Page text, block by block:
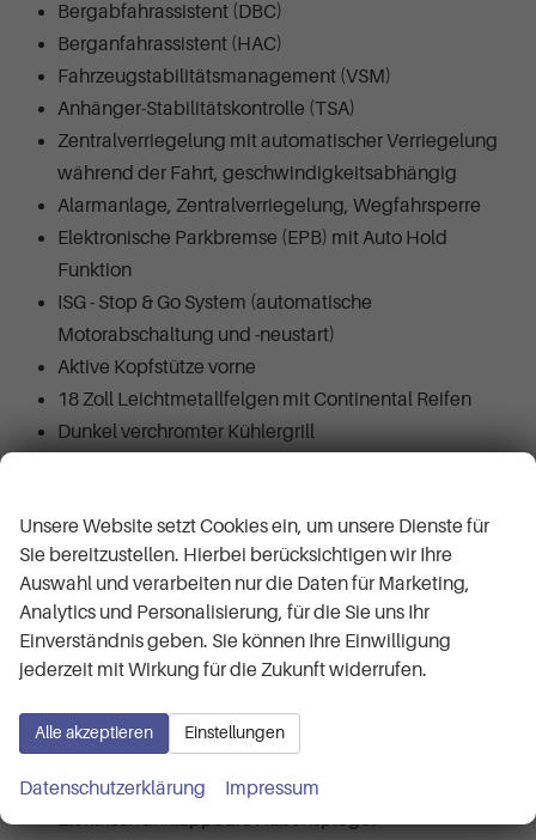
Bergabfahrassistent (DBC)
Berganfahrassistent (HAC)
Fahrzeugstabilitätsmanagement (VSM)
Anhänger-Stabilitätskontrolle (TSA)
Zentralverriegelung mit automatischer Verriegelung
während der Fahrt, geschwindigkeitsabhängig
Alarmanlage, Zentralverriegelung, Wegfahrsperre
Elektronische Parkbremse (EPB) mit Auto Hold
Funktion
ISG - Stop & Go System (automatische
Motorabschaltung und -neustart)
Aktive Kopfstütze vorne
18 Zoll Leichtmetallfelgen mit Continental Reifen
Dunkel verchromter Kühlergrill
Anzeige pro Rad
LED-Scheinwerfer mit statischem Kurvenlicht
LED-Tagfahrlicht / DRL
LED-Standlicht vorne
LED-Rückleuchten
Automatische Scheinwerfersteuerung
Elektrisch einstellbare Außenspiegel
Beheizbare Außenspiegel
Elektrisch anklappbare Außenspiegel
Unsere Website setzt Cookies ein, um unsere Dienste für
Sie bereitzustellen. Hierbei berücksichtigen wir Ihre
Auswahl und verarbeiten nur die Daten für Marketing,
Analytics und Personalisierung, für die Sie uns Ihr
Einverständnis geben. Sie können Ihre Einwilligung
jederzeit mit Wirkung für die Zukunft widerrufen.
Alle akzeptieren Einstellungen
Datenschutzerklärung Impressum